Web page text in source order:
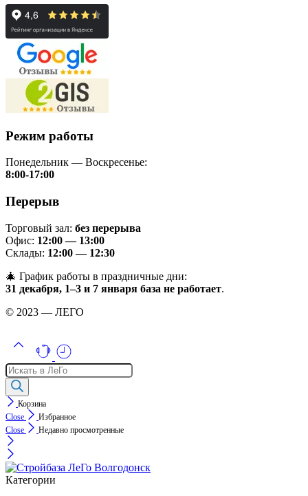
Режим работы
Понедельник — Воскресенье:
8:00-17:00
Перерыв
Торговый зал: без перерыва
Офис: 12:00 — 13:00
Склады: 12:00 — 12:30
🎄 График работы в праздничные дни:
31 декабря, 1–3 и 7 января база не работает.
© 2023 — ЛЕГО
Поиск
товаров
Корзина
Close
Избранное
Close
Недавно просмотренные
Категории